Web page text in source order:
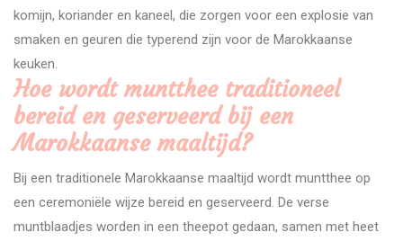
komijn, koriander en kaneel, die zorgen voor een explosie van
smaken en geuren die typerend zijn voor de Marokkaanse
keuken.
Hoe wordt muntthee traditioneel
bereid en geserveerd bij een
Marokkaanse maaltijd?
Bij een traditionele Marokkaanse maaltijd wordt muntthee op
een ceremoniële wijze bereid en geserveerd. De verse
muntblaadjes worden in een theepot gedaan, samen met heet